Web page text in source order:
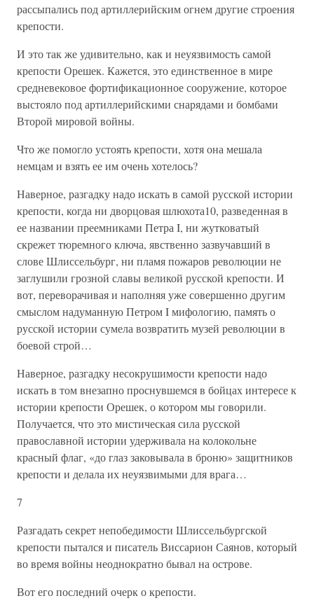
рассыпались под артиллерийским огнем другие строения
крепости.
И это так же удивительно, как и неуязвимость самой
крепости Орешек. Кажется, это единственное в мире
средневековое фортификационное сооружение, которое
выстояло под артиллерийскими снарядами и бомбами
Второй мировой войны.
Что же помогло устоять крепости, хотя она мешала
немцам и взять ее им очень хотелось?
Наверное, разгадку надо искать в самой русской истории
крепости, когда ни дворцовая шлюхота10, разведенная в
ее названии преемниками Петра I, ни жутковатый
скрежет тюремного ключа, явственно зазвучавший в
слове Шлиссельбург, ни пламя пожаров революции не
заглушили грозной славы великой русской крепости. И
вот, переворачивая и наполняя уже совершенно другим
смыслом надуманную Петром I мифологию, память о
русской истории сумела возвратить музей революции в
боевой строй…
Наверное, разгадку несокрушимости крепости надо
искать в том внезапно проснувшемся в бойцах интересе к
истории крепости Орешек, о котором мы говорили.
Получается, что это мистическая сила русской
православной истории удерживала на колокольне
красный флаг, «до глаз заковывала в броню» защитников
крепости и делала их неуязвимыми для врага…
7
Разгадать секрет непобедимости Шлиссельбургской
крепости пытался и писатель Виссарион Саянов, который
во время войны неоднократно бывал на острове.
Вот его последний очерк о крепости.